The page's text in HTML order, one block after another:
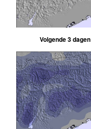
Volgende 3 dagen